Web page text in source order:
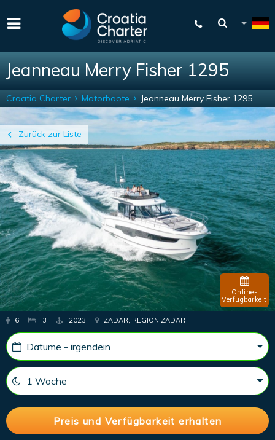
Jeanneau Merry Fisher 1295
Zurück zur Liste
Croatia Charter Motorboote Jeanneau Merry Fisher 1295
Online-
Verfügbarkeit
6 3 2023 ZADAR, REGION ZADAR